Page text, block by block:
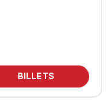
TABBAKH - SOUS
BILLETS DES